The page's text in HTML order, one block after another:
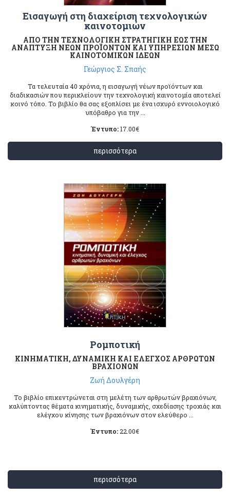
Εισαγωγή στη διαχείριση τεχνολογικών
καινοτομιών
ΑΠΟ ΤΗΝ ΤΕΧΝΟΛΟΓΙΚΗ ΣΤΡΑΤΗΓΙΚΗ ΕΩΣ ΤΗΝ
ΑΝΑΠΤΥΞΗ ΝΕΩΝ ΠΡΟΪΟΝΤΩΝ ΚΑΙ ΥΠΗΡΕΣΙΩΝ ΜΕΣΩ
ΚΑΙΝΟΤΟΜΙΚΩΝ ΙΔΕΩΝ
Γεώργιος Σ. Σπαής
Τα τελευταία 40 χρόνια, η εισαγωγή νέων προϊόντων και
διαδικασιών που περικλείουν την τεχνολογική καινοτομία αποτελεί
κοινό τόπο. Το βιβλίο θα σας εξοπλίσει με ένα ισχυρό εννοιολογικό
υπόβαθρο για την ...
Έντυπο:17.00€
περισσότερα
Ρομποτική
ΚΙΝΗΜΑΤΙΚΗ, ΔΥΝΑΜΙΚΗ ΚΑΙ ΕΛΕΓΧΟΣ ΑΡΘΡΩΤΩΝ
ΒΡΑΧΙΟΝΩΝ
Ζωή Δουλγέρη
Το βιβλίο επικεντρώνεται στη μελέτη των αρθρωτών βραχιόνων,
καλύπτοντας θέματα κινηματικής, δυναμικής, σχεδίασης τροχιάς και
ελέγχου κίνησης των βραχιόνων στον ελεύθερο ...
Έντυπο: 22.00€
περισσότερα